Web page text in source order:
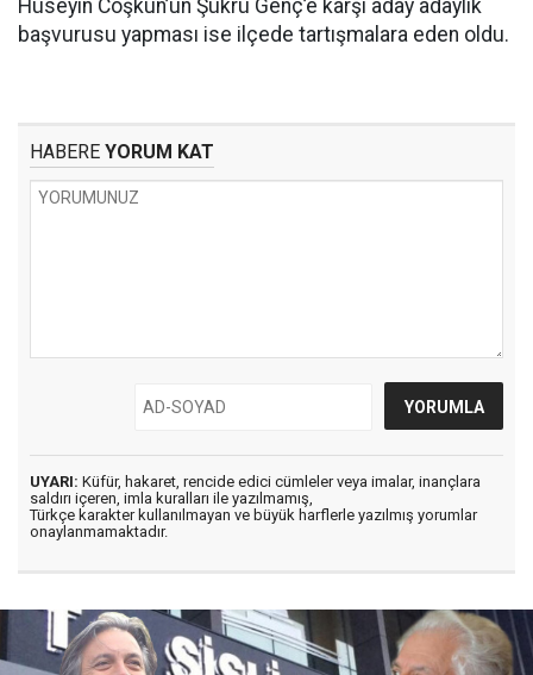
Hüseyin Coşkun’un Şükrü Genç’e karşı aday adaylık
başvurusu yapması ise ilçede tartışmalara eden oldu.
HABERE YORUM KAT
UYARI: Küfür, hakaret, rencide edici cümleler veya imalar, inançlara
saldırı içeren, imla kuralları ile yazılmamış,
Türkçe karakter kullanılmayan ve büyük harflerle yazılmış yorumlar
onaylanmamaktadır.